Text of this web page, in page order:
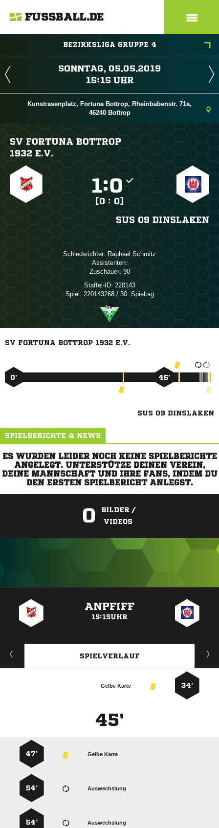
FUSSBALL.DE
BEZIRKSLIGA GRUPPE 4
 
 
Kunstrasenplatz, Fortuna Bottrop, Rheinbabenstr. 71a,
46240 Bottrop
SV FORTUNA BOTTROP
1932 E.V.
:
[0 : 0]
SUS 09 DINSLAKEN
Schiedsrichter:  
Assistenten:
Zuschauer: 90
Staffel-ID: 220143
Spiel: 220143268 / 30. Spieltag
SV FORTUNA BOTTROP 1932 E.V.
0’ 45’
SUS 09 DINSLAKEN
SPIELBERICHTE & NEWS
ES WURDEN LEIDER NOCH KEINE SPIELBERICHTE
ANGELEGT. UNTERSTÜTZE DEINEN VEREIN,
DEINE MANNSCHAFT UND IHRE FANS, INDEM DU
DEN ERSTEN SPIELBERICHT ANLEGST.
0
BILDER /
VIDEOS
ANPFIFF
15:15UHR
SPIELVERLAUF
34’
Gelbe Karte
45'
Gelbe Karte
47’
Auswechslung
54’
Auswechslung
54’